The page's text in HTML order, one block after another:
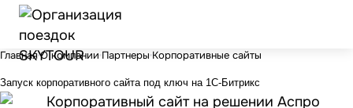
ГлавнаяО компании Партнеры Корпоративные сайты
Запуск корпоративного сайта под ключ на 1С-Битрикс